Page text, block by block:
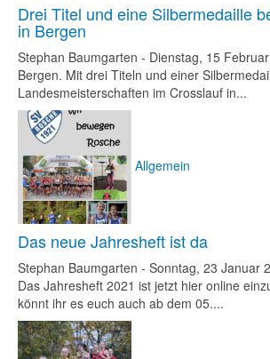
Drei Titel und eine Silbermedaille
in Bergen
Stephan Baumgarten - Dienstag, 15
Bergen. Mit drei Titeln und einer
Landesmeisterschaften im Crosslauf in...
Allgemein
Das neue Jahresheft ist da
Stephan Baumgarten - Sonntag, 23 Januar
Das Jahresheft 2021 ist jetzt hier online
könnt ihr es euch auch ab dem 05....